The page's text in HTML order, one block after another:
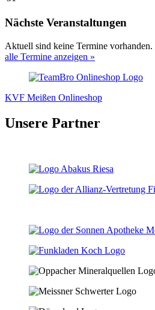
Nächste Veranstaltungen
Aktuell sind keine Termine vorhanden.
alle Termine anzeigen »
KVF Meißen Onlineshop
Unsere Partner